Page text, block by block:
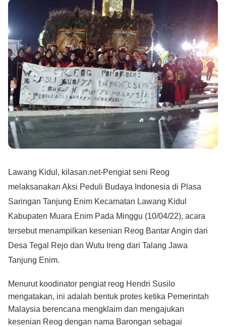
Lawang Kidul, kilasan.net-Pengiat seni Reog
melaksanakan Aksi Peduli Budaya Indonesia di Plasa
Saringan Tanjung Enim Kecamatan Lawang Kidul
Kabupaten Muara Enim Pada Minggu (10/04/22), acara
tersebut menampilkan kesenian Reog Bantar Angin dari
Desa Tegal Rejo dan Wutu Ireng dari Talang Jawa
Tanjung Enim.
Menurut koodinator pengiat reog Hendri Susilo
mengatakan, ini adalah bentuk protes ketika Pemerintah
Malaysia berencana mengklaim dan mengajukan
kesenian Reog dengan nama Barongan sebagai